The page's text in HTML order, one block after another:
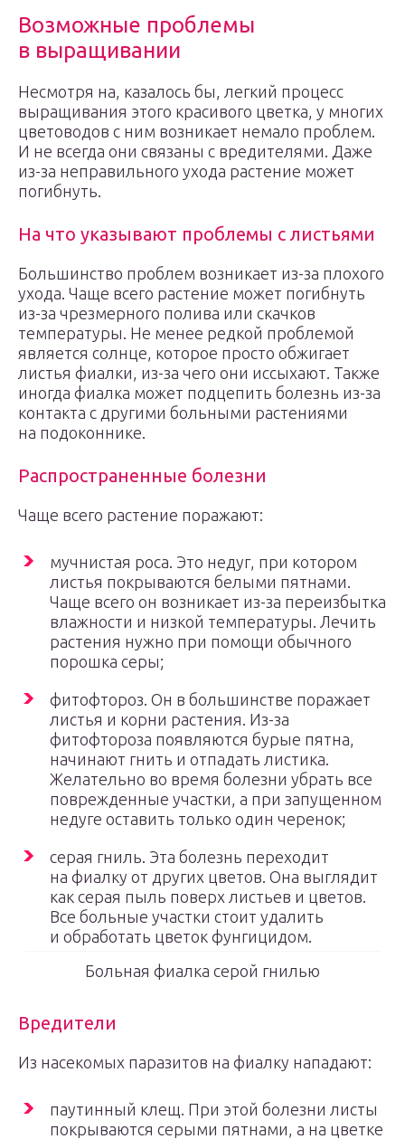
Возможные проблемы
в выращивании
Несмотря на, казалось бы, легкий процесс
выращивания этого красивого цветка, у многих
цветоводов с ним возникает немало проблем.
И не всегда они связаны с вредителями. Даже
из-за неправильного ухода растение может
погибнуть.
На что указывают проблемы с листьями
Большинство проблем возникает из-за плохого
ухода. Чаще всего растение может погибнуть
из-за чрезмерного полива или скачков
температуры. Не менее редкой проблемой
является солнце, которое просто обжигает
листья фиалки, из-за чего они иссыхают. Также
иногда фиалка может подцепить болезнь из-за
контакта с другими больными растениями
на подоконнике.
Распространенные болезни
Чаще всего растение поражают:
мучнистая роса. Это недуг, при котором
листья покрываются белыми пятнами.
Чаще всего он возникает из-за переизбытка
влажности и низкой температуры. Лечить
растения нужно при помощи обычного
порошка серы;
фитофтороз. Он в большинстве поражает
листья и корни растения. Из-за
фитофтороза появляются бурые пятна,
начинают гнить и отпадать листика.
Желательно во время болезни убрать все
поврежденные участки, а при запущенном
недуге оставить только один черенок;
серая гниль. Эта болезнь переходит
на фиалку от других цветов. Она выглядит
как серая пыль поверх листьев и цветов.
Все больные участки стоит удалить
и обработать цветок фунгицидом.
Больная фиалка серой гнилью
Вредители
Из насекомых паразитов на фиалку нападают:
паутинный клещ. При этой болезни листы
покрываются серыми пятнами, а на цветке